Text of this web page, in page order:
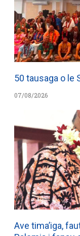
50 tausaga o le
07/08/2026
Ave tima’iga,